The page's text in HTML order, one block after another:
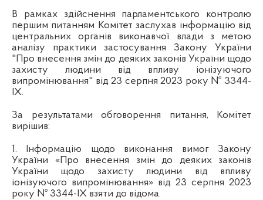
В рамках здійснення парламентського контролю
першим питанням Комітет заслухав інформацію від
центральних органів виконавчої влади з метою
аналізу практики застосування Закону України
"Про внесення змін до деяких законів України щодо
захисту людини від впливу іонізуючого
випромінювання" від 23 серпня 2023 року № 3344-
ІХ.
За результатами обговорення питання, Комітет
вирішив:
1. Інформацію щодо виконання вимог Закону
України «Про внесення змін до деяких законів
України щодо захисту людини від впливу
іонізуючого випромінювання» від 23 серпня 2023
року № 3344-ІХ взяти до відома.